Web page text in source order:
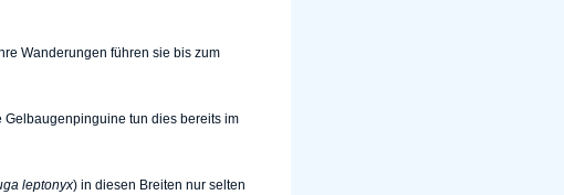
Wanderungen führen sie bis zum
Gelbaugenpinguine tun dies bereits im
leptonyx) in diesen Breiten nur selten